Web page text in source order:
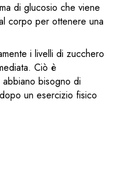
di glucosio che viene
corpo per ottenere una
i livelli di zucchero
Ciò è
bisogno di
un esercizio fisico